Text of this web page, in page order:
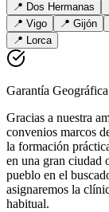
📍 Dos Hermanas
📍 Vigo 📍 Gijón
📍 Lorca
Garantía
Gracias a nuestra
convenios marcos
la formación
en una gran ciudad
pueblo en el
asignaremos la
habitual.